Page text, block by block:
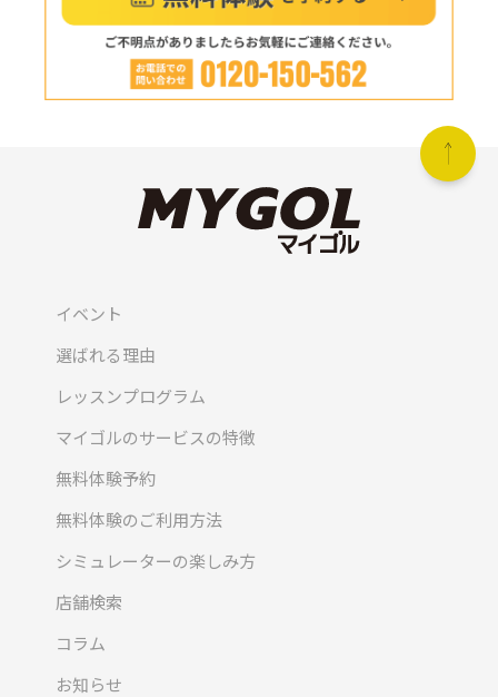
イベント
選ばれる理由
レッスンプログラム
マイゴルのサービスの特徴
無料体験予約
無料体験のご利用方法
シミュレーターの楽しみ方
店舗検索
コラム
お知らせ